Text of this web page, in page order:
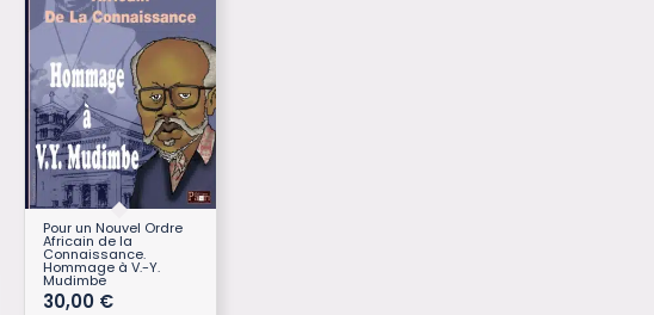
Pour un Nouvel Ordre
Africain de la
Connaissance.
Hommage à V.-Y.
Mudimbe
30,00 €